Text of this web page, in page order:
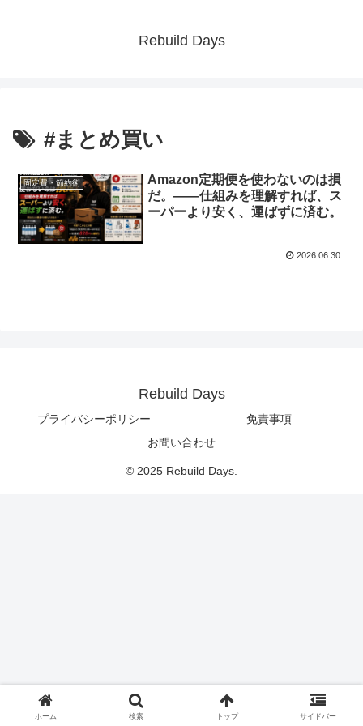
Rebuild Days
#まとめ買い
固定費・節約術
Amazon定期便を使わないのは損
だ。——仕組みを理解すれば、ス
ーパーより安く、運ばずに済む。
2026.06.30
Rebuild Days
プライバシーポリシー
免責事項
お問い合わせ
© 2025 Rebuild Days.
ホーム 検索 トップ サイドバー